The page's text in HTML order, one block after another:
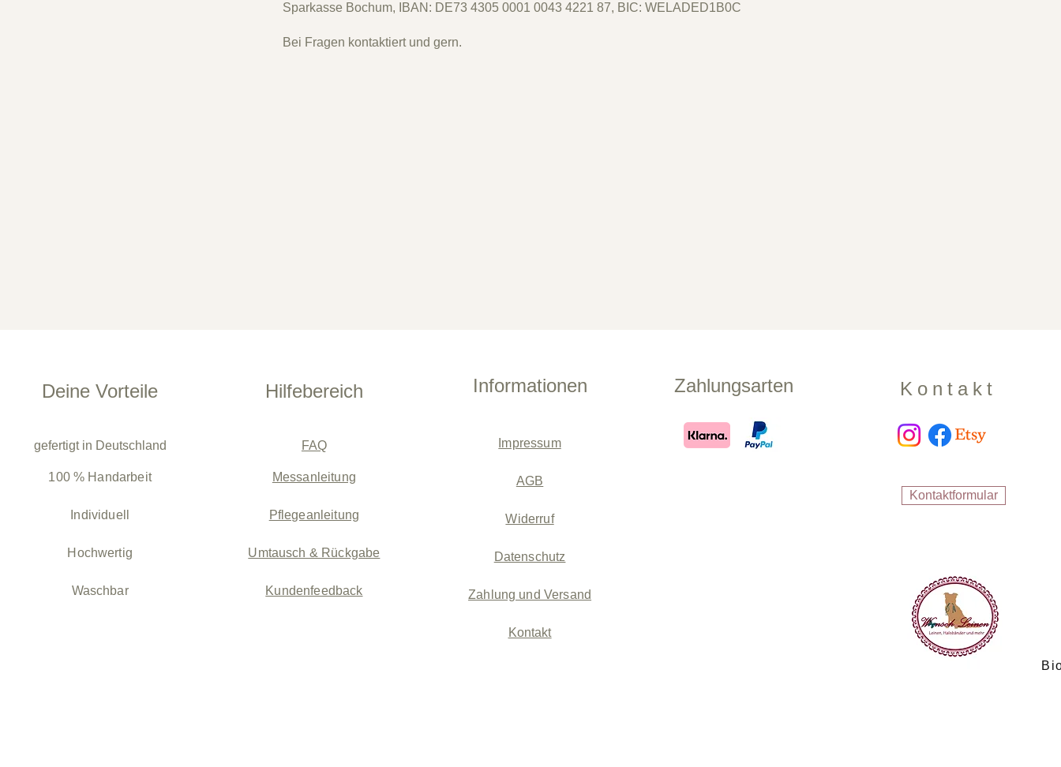
Sparkasse Bochum, IBAN: DE73 4305 0001 0043 4221 87, BIC: WELADED1B0C
Bei Fragen kontaktiert und gern.
Deine Vorteile
gefertigt in Deutschland
100 % Handarbeit
Individuell
Hochwertig
Waschbar
Hilfebereich
FAQ
Messanleitung
Pflegeanleitung
Umtausch & Rückgabe
Kundenfeedback
Informationen
Impressum
AGB
Widerruf
Datenschutz
Zahlung und Versand
Kontakt
Zahlungsarten Kontakt
Kontaktformular